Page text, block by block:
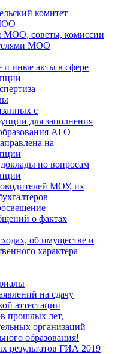
комитет
МОО, советы, комиссии
МОО
иные акты в сфере
с
для заполнения
АГО
на
по вопросам
МОУ, их
о фактах
об имуществе и
характера
на сдачу
аттестации
прошлых лет,
организаций
образования!
результатов ГИА 2019